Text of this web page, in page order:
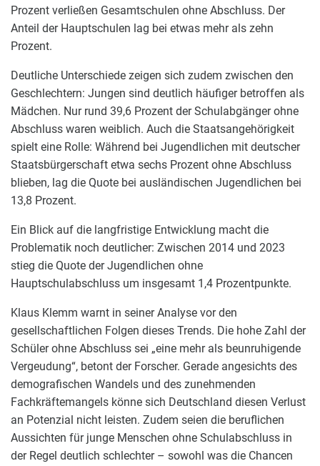
Prozent verließen Gesamtschulen ohne Abschluss. Der
Anteil der Hauptschulen lag bei etwas mehr als zehn
Prozent.
Deutliche Unterschiede zeigen sich zudem zwischen den
Geschlechtern: Jungen sind deutlich häufiger betroffen als
Mädchen. Nur rund 39,6 Prozent der Schulabgänger ohne
Abschluss waren weiblich. Auch die Staatsangehörigkeit
spielt eine Rolle: Während bei Jugendlichen mit deutscher
Staatsbürgerschaft etwa sechs Prozent ohne Abschluss
blieben, lag die Quote bei ausländischen Jugendlichen bei
13,8 Prozent.
Ein Blick auf die langfristige Entwicklung macht die
Problematik noch deutlicher: Zwischen 2014 und 2023
stieg die Quote der Jugendlichen ohne
Hauptschulabschluss um insgesamt 1,4 Prozentpunkte.
Klaus Klemm warnt in seiner Analyse vor den
gesellschaftlichen Folgen dieses Trends. Die hohe Zahl der
Schüler ohne Abschluss sei „eine mehr als beunruhigende
Vergeudung“, betont der Forscher. Gerade angesichts des
demografischen Wandels und des zunehmenden
Fachkräftemangels könne sich Deutschland diesen Verlust
an Potenzial nicht leisten. Zudem seien die beruflichen
Aussichten für junge Menschen ohne Schulabschluss in
der Regel deutlich schlechter – sowohl was die Chancen